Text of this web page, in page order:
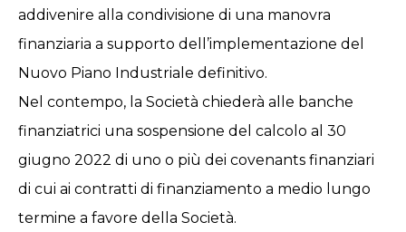
addivenire alla condivisione di una manovra
finanziaria a supporto dell’implementazione del
Nuovo Piano Industriale definitivo.
Nel contempo, la Società chiederà alle banche
finanziatrici una sospensione del calcolo al 30
giugno 2022 di uno o più dei covenants finanziari
di cui ai contratti di finanziamento a medio lungo
termine a favore della Società.